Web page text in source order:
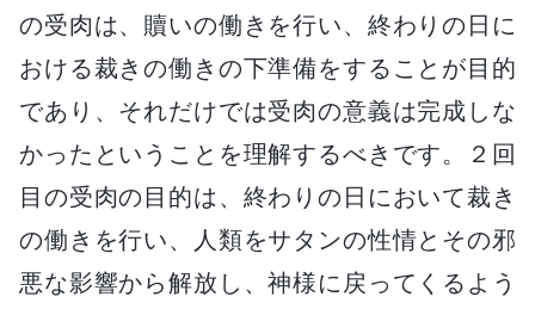
の受肉は、贖いの働きを行い、終わりの日に
おける裁きの働きの下準備をすることが目的
であり、それだけでは受肉の意義は完成しな
かったということを理解するべきです。２回
目の受肉の目的は、終わりの日において裁き
の働きを行い、人類をサタンの性情とその邪
悪な影響から解放し、神様に戻ってくるよう